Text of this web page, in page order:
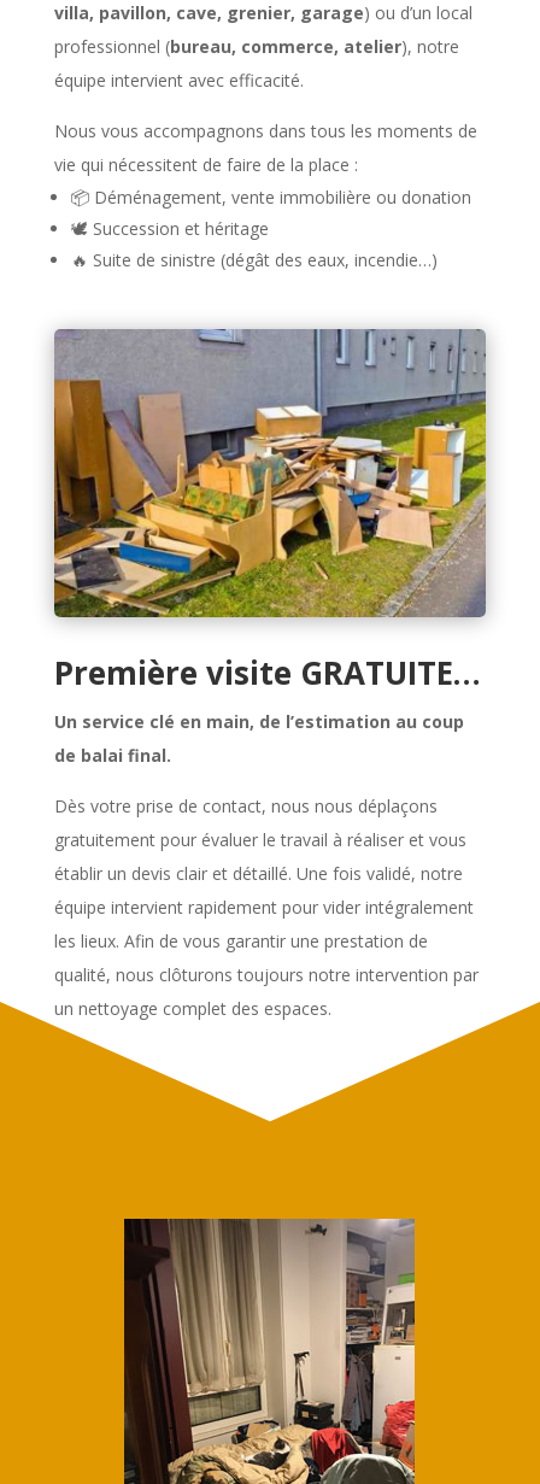
villa, pavillon, cave, grenier, garage) ou d’un local
professionnel (bureau, commerce, atelier), notre
équipe intervient avec efficacité.
Nous vous accompagnons dans tous les moments de
vie qui nécessitent de faire de la place :
📦 Déménagement, vente immobilière ou donation
🕊️ Succession et héritage
🔥 Suite de sinistre (dégât des eaux, incendie…)
Première visite GRATUITE…
Un service clé en main, de l’estimation au coup
de balai final.
Dès votre prise de contact, nous nous déplaçons
gratuitement pour évaluer le travail à réaliser et vous
établir un devis clair et détaillé. Une fois validé, notre
équipe intervient rapidement pour vider intégralement
les lieux. Afin de vous garantir une prestation de
qualité, nous clôturons toujours notre intervention par
un nettoyage complet des espaces.